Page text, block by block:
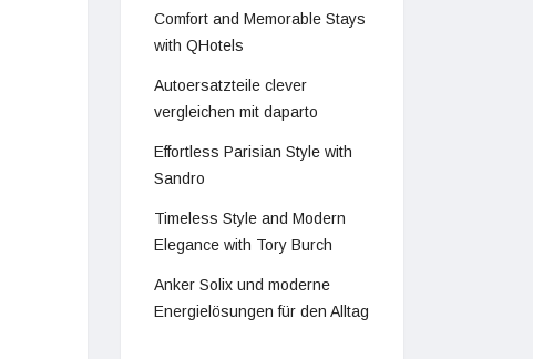
Comfort and Memorable Stays
with QHotels
Autoersatzteile clever
vergleichen mit daparto
Effortless Parisian Style with
Sandro
Timeless Style and Modern
Elegance with Tory Burch
Anker Solix und moderne
Energielösungen für den Alltag